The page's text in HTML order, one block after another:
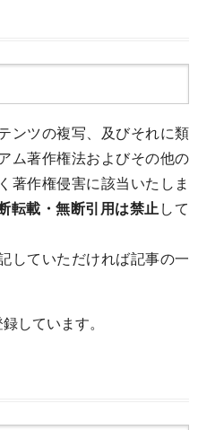
ンツの複写、及びそれに類
ム著作権法およびその他の
著作権侵害に該当いたしま
転載・無断引用は禁止して
していただければ記事の一
しています。